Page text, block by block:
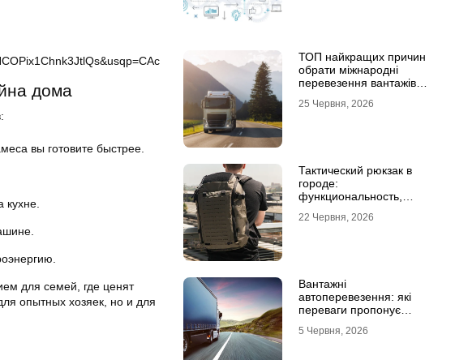
дома
вы готовите быстрее.
для семей, где ценят
опытных хозяек, но и для
ТОП найкращих причин
обрати міжнародні
перевезення вантажів
25 Червня, 2026
Тактический рюкзак в
городе:
функциональность,
глаза
22 Червня, 2026
Вантажні
автоперевезення: які
переваги пропонує
професіоналами
5 Червня, 2026